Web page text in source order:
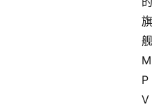
旗
舰
M
P
V